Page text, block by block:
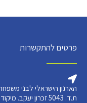
פרטים להתקשרות
ת.ד. 5043 זכרון יעקב. מיקוד 3092612